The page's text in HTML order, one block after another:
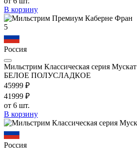
В корзину
5
Россия
Мильстрим Классическая серия Мускат
БЕЛОЕ ПОЛУСЛАДКОЕ
45999 ₽
41999 ₽
от 6 шт.
В корзину
Россия